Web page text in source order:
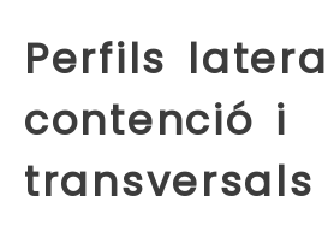
Perfils
contenció i
transversals